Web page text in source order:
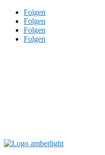
Folgen
Folgen
Folgen
Folgen